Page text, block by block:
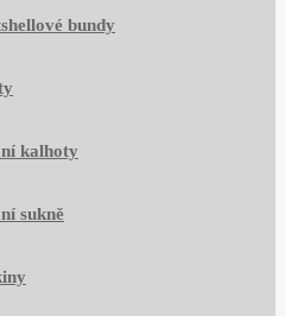
bundy
kalhoty
sukně